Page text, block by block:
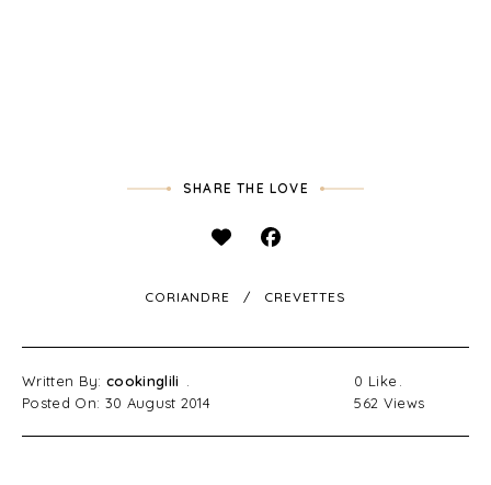
SHARE THE LOVE
CORIANDRE CREVETTES
Written By: cookinglili
Posted On: 30 August 2014
0 Like
562 Views